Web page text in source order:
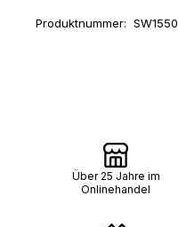
Produktnummer: SW1550
Über 25 Jahre im
Onlinehandel